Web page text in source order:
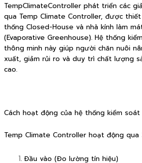
TempClimateController phát triển các
qua Temp Climate Controller, được
thống Closed-House và nhà kính làm
(Evaporative Greenhouse). Hệ thống
thông minh này giúp người chăn nuôi
xuất, giảm rủi ro và duy trì chất lượng
cao.
Cách hoạt động của hệ thống kiểm
Temp Climate Controller hoạt động qua
Đầu vào (Đo lường tín hiệu)